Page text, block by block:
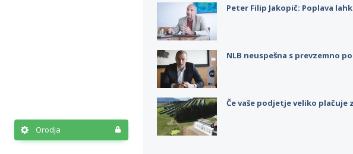
Orodja
Peter Filip Jakopič: Poplava
NLB neuspešna s prevzemno
Če vaše podjetje veliko